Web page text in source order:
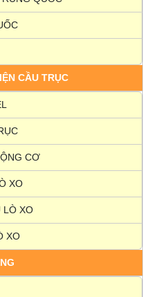
CẦU TRỤC
CƠ
XO
LÒ XO
XO